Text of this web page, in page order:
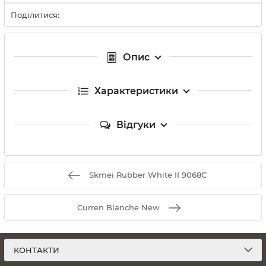
Поділитися:
Опис
Характеристики
Відгуки
Skmei Rubber White II 9068C
Curren Blanche New
КОНТАКТИ